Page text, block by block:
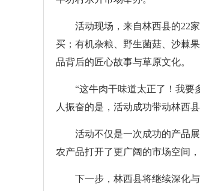
活动现场，来自林西县的22家
买；有机杂粮、野生菌菇、沙棘
品背后的匠心故事与草原文化。
“这牛肉干味道太正了！我要多
人振奋的是，活动成功带动林西
活动不仅是一次成功的产品展
农产品打开了更广阔的市场空间
下一步，林西县将继续深化与